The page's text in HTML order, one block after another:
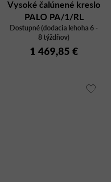
Vysoké čalúnené kreslo
PALO PA/1/RL
Dostupné (dodacia lehoha 6 -
8 týždňov)
1 469,85 €